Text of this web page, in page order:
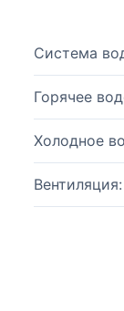
Система
Горячее
Холодное
Вентиляция: